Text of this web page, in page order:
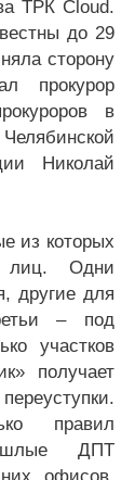
ТРК Cloud.
до 29
сторону
прокурор
в
Николай
из которых
лиц. Одни
другие для
– под
участков
получает
правил
ДПТ